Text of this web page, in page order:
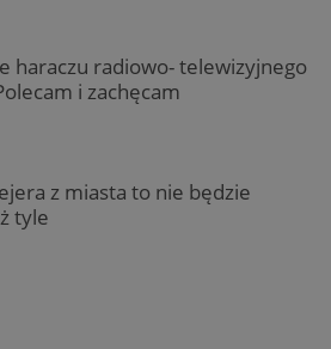
haraczu radiowo- telewizyjnego
i zachęcam
z miasta to nie będzie
tyle